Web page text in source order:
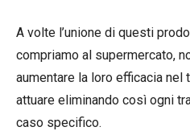
A volte l’unione di questi
compriamo al supermercato,
aumentare la loro efficacia
attuare eliminando così ogni
caso specifico.